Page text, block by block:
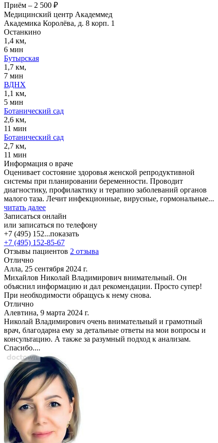
Приём – 2 500 ₽
Медицинский центр Академмед
Академика Королёва, д. 8 корп. 1
Останкино
1,4 км,
6 мин
Бутырская
1,7 км,
7 мин
ВДНХ
1,1 км,
5 мин
Ботанический сад
2,6 км,
11 мин
Ботанический сад
2,7 км,
11 мин
Информация о враче
Оценивает состояние здоровья женской репродуктивной
системы при планировании беременности. Проводит
диагностику, профилактику и терапию заболеваний органов
малого таза. Лечит инфекционные, вирусные, гормональные...
читать далее
Записаться онлайн
или записаться по телефону
+7 (495) 152...показать
+7 (495) 152-85-67
Отзывы пациентов 2 отзыва
Отлично
Алла, 25 сентября 2024 г.
Михайлов Николай Владимирович внимательный. Он
объяснил информацию и дал рекомендации. Просто супер!
При необходимости обращусь к нему снова.
Отлично
Алевтина, 9 марта 2024 г.
Николай Владимирович очень внимательный и грамотный
врач, благодарна ему за детальные ответы на мои вопросы и
консультацию. А также за разумный подход к анализам.
Спасибо....